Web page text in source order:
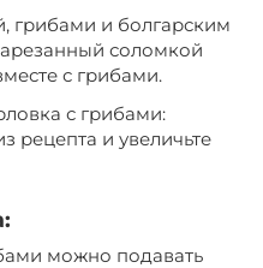
грибами и болгарским
соломкой
с грибами.
с грибами:
рецепта и увеличьте
можно подавать